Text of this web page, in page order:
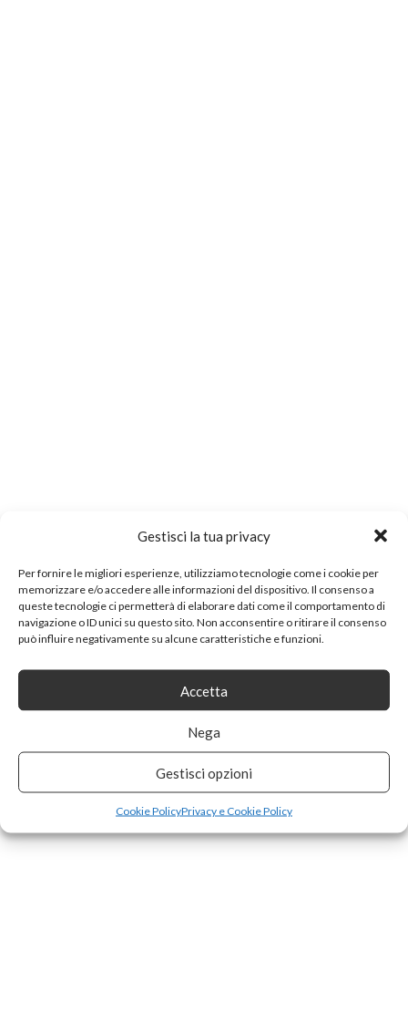
Gestisci la tua privacy
Per fornire le migliori esperienze, utilizziamo tecnologie come i cookie per
memorizzare e/o accedere alle informazioni del dispositivo. Il consenso a
queste tecnologie ci permetterà di elaborare dati come il comportamento di
navigazione o ID unici su questo sito. Non acconsentire o ritirare il consenso
può influire negativamente su alcune caratteristiche e funzioni.
Accetta
Nega
Gestisci opzioni
Cookie PolicyPrivacy e Cookie Policy